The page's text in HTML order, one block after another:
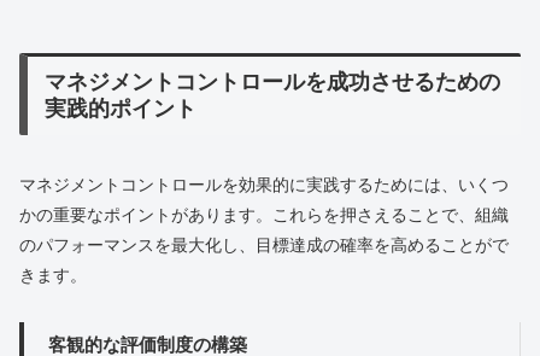
マネジメントコントロールを成功させるための
実践的ポイント
マネジメントコントロールを効果的に実践するためには、いくつ
かの重要なポイントがあります。これらを押さえることで、組織
のパフォーマンスを最大化し、目標達成の確率を高めることがで
きます。
客観的な評価制度の構築